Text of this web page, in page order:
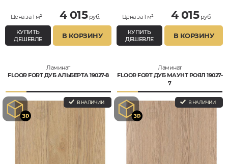
Цена за 1 м² 4 015руб.
КУПИТЬ
ДЕШЕВЛЕ
В КОРЗИНУ
Цена за 1 м² 4 015руб.
КУПИТЬ
ДЕШЕВЛЕ
В КОРЗИНУ
Ламинат
FLOOR FORT ДУБ АЛЬБЕРТА 19027-8
В НАЛИЧИИ
Ламинат
FLOOR FORT ДУБ МАУНТ РОЯЛ 19027-
7
В НАЛИЧИИ